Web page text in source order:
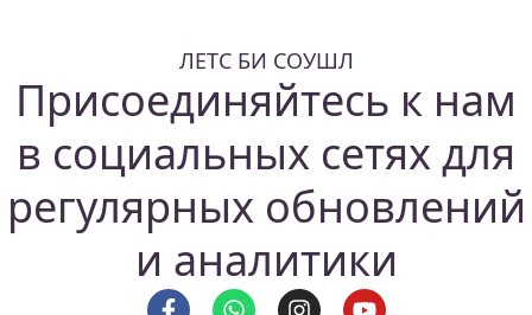
ЛЕТС БИ СОУШЛ
Присоединяйтесь к нам
в социальных сетях для
регулярных обновлений
и аналитики